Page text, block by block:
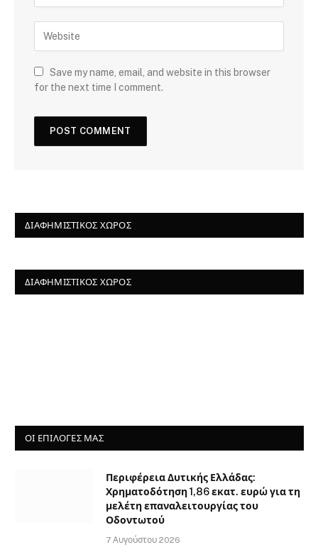
Save my name, email, and website in this browser
for the next time I comment.
ΔΙΑΦΗΜΙΣΤΙΚΌΣ ΧΏΡΟΣ
ΔΙΑΦΗΜΙΣΤΙΚΌΣ ΧΏΡΟΣ
ΟΙ ΕΠΙΛΟΓΈΣ ΜΑΣ
Περιφέρεια Δυτικής Ελλάδας:
Χρηματοδότηση 1,86 εκατ. ευρώ για τη
μελέτη επαναλειτουργίας του
Οδοντωτού
7 Αυγούστου 2026